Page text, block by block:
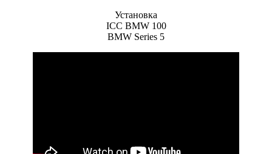
Установка
ICC BMW 100
BMW Series 5